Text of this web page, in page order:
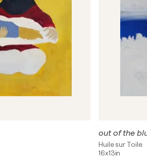
out of the
Huile sur Toile
16x13in